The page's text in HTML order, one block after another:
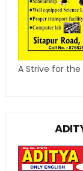
A Strive for the